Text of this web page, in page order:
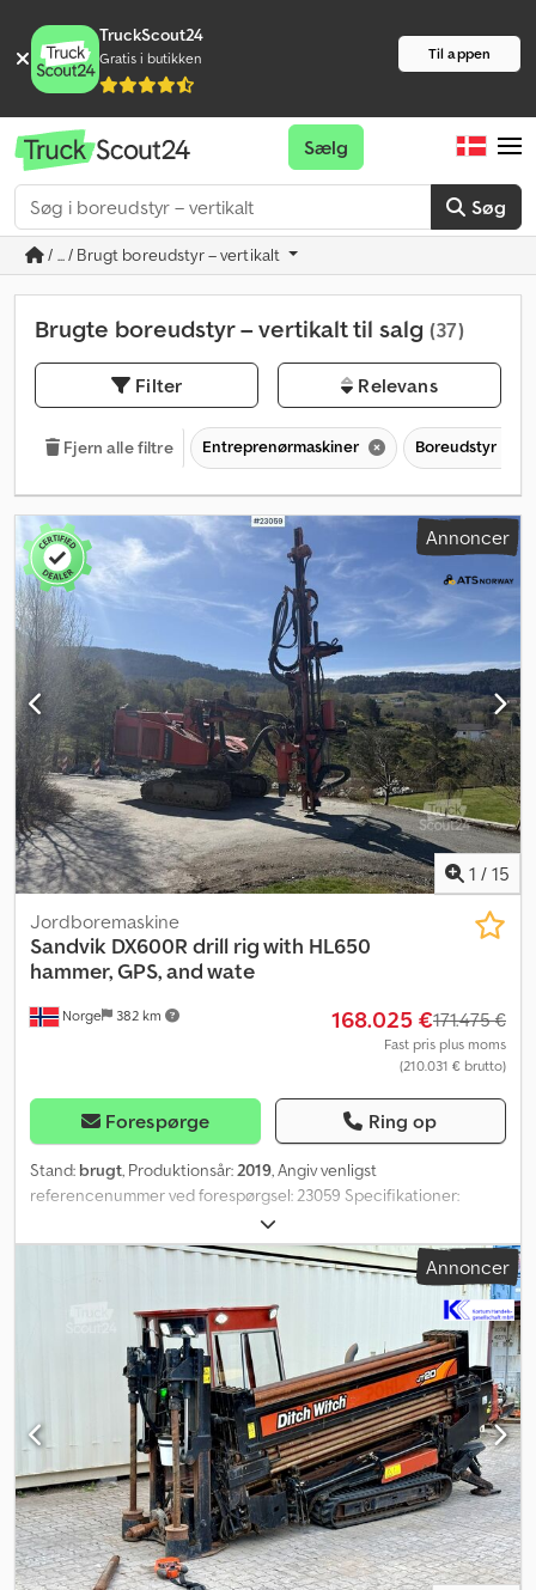
TruckScout24
Gratis i butikken Til appen
Søg
Sælg
/ ... / Brugt boreudstyr – vertikalt
Brugte boreudstyr – vertikalt til salg (37)
Filter Relevans
Fjern alle filtre Entreprenørmaskiner Boreudstyr
Annoncer
1 / 15
Norge 382 km
Jordboremaskine
Sandvik DX600R drill rig with HL650
hammer, GPS, and wate
168.025 €171.475 €
Fast pris plus moms
(210.031 € brutto)
Forespørge Ring op
Stand: brugt, Produktionsår:2019, Angiv venligst
referencenummer ved forespørgsel: 23059 Specifikationer:
Modelår: 2019 Driftstimer: 5090 Slagtimer: 1330 Samlet boredybde:
122.862 m HL650 hammer (18 kW) GPS Vandtåge Fjernbetjening
Spil Sikkerhedsbur Pendulaksel Cedey Evuuspfx Ag Aerf
Undervogn (se billeder) Servicehistorik Støvsuger Kompressor
Leveringsklar Beskrivelse: Vi har en 2019 Sandvik DX600R borerig
med HL650 hammer, GPS og vandtågesystem til salg. Maskinen er
løbende vedligeholdt og serviceret af ejer. Alt fungerer perfekt
og er i god stand. Den har også relativt få slagtimer i forhold til
driftstimer. Leveringsklar. Egenvægt: 1 Motor timer: 5090 Model:
DX600R borerig m/HL650 hammer, GPS og vandtåge = Yderligere
information = Serienummer: 5xxxx Kontakt ATS Norway for
yderligere oplysninger.
Annoncer